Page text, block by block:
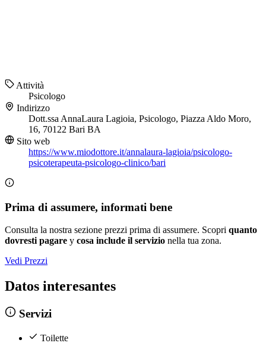
Attività
Psicologo
Indirizzo
Dott.ssa AnnaLaura Lagioia, Psicologo, Piazza Aldo Moro,
16, 70122 Bari BA
Sito web
https://www.miodottore.it/annalaura-lagioia/psicologo-
psicoterapeuta-psicologo-clinico/bari
Prima di assumere, informati bene
Consulta la nostra sezione prezzi prima di assumere. Scopri quanto
dovresti pagare y cosa include il servizio nella tua zona.
Vedi Prezzi
Datos interesantes
Servizi
Toilette